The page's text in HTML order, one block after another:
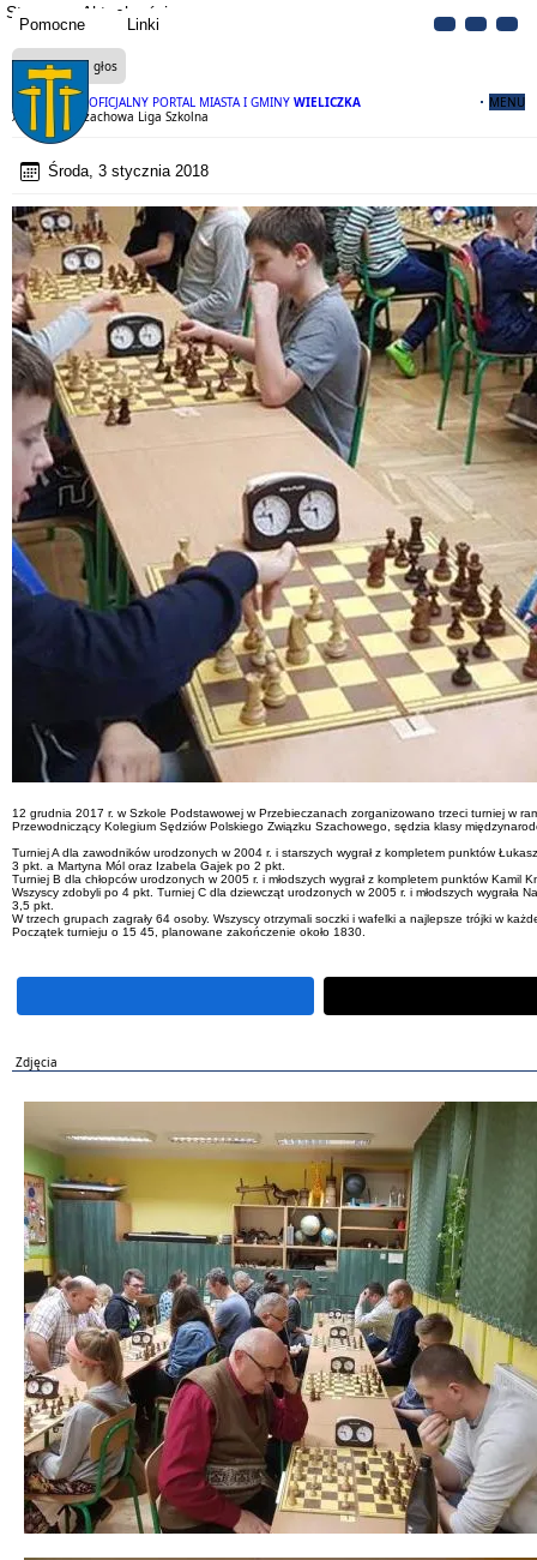
Pomocne Linki
OFICJALNY PORTAL MIASTA I GMINY WIELICZKA MENU
Strona Aktualności
Czytaj na głos
XI Otwarta Szachowa Liga Szkolna
Środa, 3 stycznia 2018
12 grudnia 2017 r. w Szkole Podstawowej w Przebieczanach zorganizowano trzeci turniej w
Przewodniczący Kolegium Sędziów Polskiego Związku Szachowego, sędzia klasy
Turniej A dla zawodników urodzonych w 2004 r. i starszych wygrał z kompletem punktów
3 pkt. a Martyna Mól oraz Izabela Gajek po 2 pkt.
Turniej B dla chłopców urodzonych w 2005 r. i młodszych wygrał z kompletem punktów
Wszyscy zdobyli po 4 pkt. Turniej C dla dziewcząt urodzonych w 2005 r. i młodszych
3,5 pkt.
W trzech grupach zagrały 64 osoby. Wszyscy otrzymali soczki i wafelki a najlepsze trójki w
Początek turnieju o 15 45, planowane zakończenie około 1830.
Zdjęcia